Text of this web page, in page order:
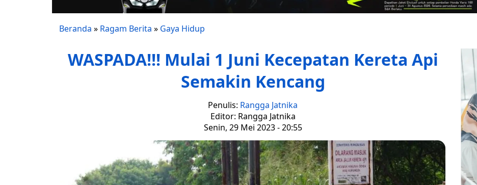
Beranda » Ragam Berita » Gaya Hidup
WASPADA!!! Mulai 1 Juni Kecepatan Kereta Api
Semakin Kencang
Penulis: Rangga Jatnika
Editor: Rangga Jatnika
Senin, 29 Mei 2023 - 20:55